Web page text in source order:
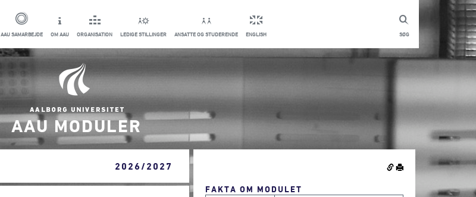
SØG
AAU SAMARBEJDE OM AAU ORGANISATION LEDIGE STILLINGER ANSATTE OG STUDERENDE ENGLISH
AAU MODULER
2026/2027
FAKTA OM MODULET